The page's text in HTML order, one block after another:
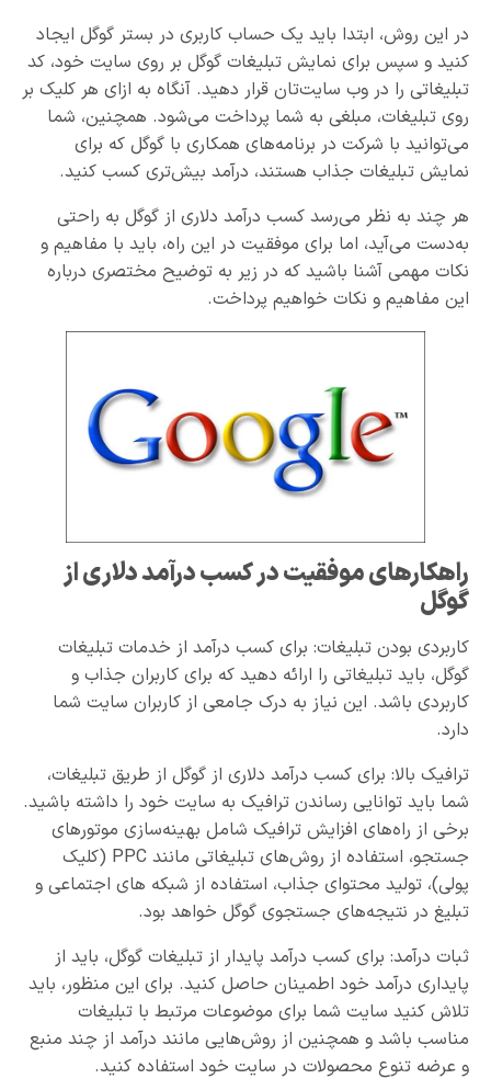
در این روش، ابتدا باید یک حساب کاربری در بستر گوگل ایجاد
کنید و سپس برای نمایش تبلیغات گوگل بر روی سایت خود، کد
تبلیغاتی را در وب سایت‌تان قرار دهید. آنگاه به ازای هر کلیک بر
روی تبلیغات، مبلغی به شما پرداخت می‌شود. همچنین، شما
می‌توانید با شرکت در برنامه‌های همکاری با گوگل که برای
نمایش تبلیغات جذاب هستند، درآمد بیش‌تری کسب کنید.
هر چند به نظر می‌رسد کسب درآمد دلاری از گوگل به راحتی
به‌دست می‌آید، اما برای موفقیت در این راه، باید با مفاهیم و
نکات مهمی آشنا باشید که در زیر به توضیح مختصری درباره
این مفاهیم و نکات خواهیم پرداخت.
راهکارهای موفقیت در کسب درآمد دلاری از
گوگل
کاربردی بودن تبلیغات: برای کسب درآمد از خدمات تبلیغات
گوگل، باید تبلیغاتی را ارائه دهید که برای کاربران جذاب و
کاربردی باشد. این نیاز به درک جامعی از کاربران سایت شما
دارد.
ترافیک بالا: برای کسب درآمد دلاری از گوگل از طریق تبلیغات،
شما باید توانایی رساندن ترافیک به سایت خود را داشته باشید.
برخی از راه‌های افزایش ترافیک شامل بهینه‌سازی موتورهای
جستجو، استفاده از روش‌های تبلیغاتی مانند PPC (کلیک
پولی)، تولید محتوای جذاب، استفاده از شبکه های اجتماعی و
تبلیغ در نتیجه‌های جستجوی گوگل خواهد بود.
ثبات درآمد: برای کسب درآمد پایدار از تبلیغات گوگل، باید از
پایداری درآمد خود اطمینان حاصل کنید. برای این منظور، باید
تلاش کنید سایت شما برای موضوعات مرتبط با تبلیغات
مناسب باشد و همچنین از روش‌هایی مانند درآمد از چند منبع
و عرضه تنوع محصولات در سایت خود استفاده کنید.